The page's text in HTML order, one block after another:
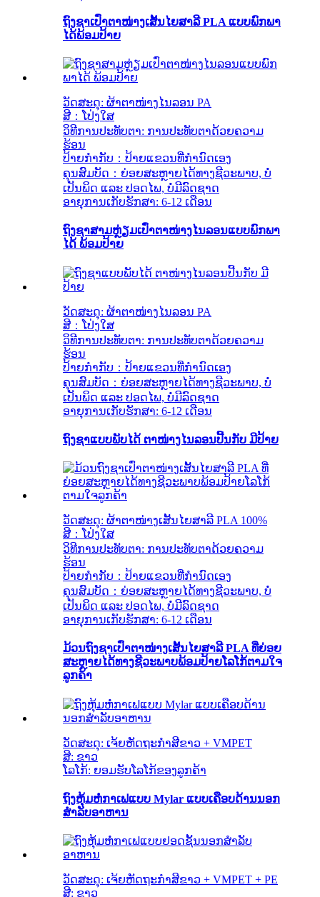
ຖົງຊາເປົ່າຕາໜ່າງເສັ້ນໄຍສາລີ PLA ແບບພົກພາ
ໄດ້ພ້ອມປ້າຍ
ວັດສະດຸ: ຜ້າຕາໜ່າງໄນລອນ PA
ສີ：ໂປ່ງໃສ
ວິທີການປະທັບຕາ: ການປະທັບຕາດ້ວຍຄວາມ
ຮ້ອນ
ປ້າຍກຳກັບ：ປ້າຍແຂວນທີ່ກຳນົດເອງ
ຄຸນສົມບັດ：ຍ່ອຍສະຫຼາຍໄດ້ທາງຊີວະພາບ, ບໍ່
ເປັນພິດ ແລະ ປອດໄພ, ບໍ່ມີລົດຊາດ
ອາຍຸການເກັບຮັກສາ: 6-12 ເດືອນ
ຖົງຊາສາມຫຼ່ຽມເປົ່າຕາໜ່າງໄນລອນແບບພົກພາ
ໄດ້ ພ້ອມປ້າຍ
ວັດສະດຸ: ຜ້າຕາໜ່າງໄນລອນ PA
ສີ：ໂປ່ງໃສ
ວິທີການປະທັບຕາ: ການປະທັບຕາດ້ວຍຄວາມ
ຮ້ອນ
ປ້າຍກຳກັບ：ປ້າຍແຂວນທີ່ກຳນົດເອງ
ຄຸນສົມບັດ：ຍ່ອຍສະຫຼາຍໄດ້ທາງຊີວະພາບ, ບໍ່
ເປັນພິດ ແລະ ປອດໄພ, ບໍ່ມີລົດຊາດ
ອາຍຸການເກັບຮັກສາ: 6-12 ເດືອນ
ຖົງຊາແບບພັບໄດ້ ຕາໜ່າງໄນລອນປີ້ນກັບ ມີປ້າຍ
ວັດສະດຸ: ຜ້າຕາໜ່າງເສັ້ນໄຍສາລີ PLA 100%
ສີ：ໂປ່ງໃສ
ວິທີການປະທັບຕາ: ການປະທັບຕາດ້ວຍຄວາມ
ຮ້ອນ
ປ້າຍກຳກັບ：ປ້າຍແຂວນທີ່ກຳນົດເອງ
ຄຸນສົມບັດ：ຍ່ອຍສະຫຼາຍໄດ້ທາງຊີວະພາບ, ບໍ່
ເປັນພິດ ແລະ ປອດໄພ, ບໍ່ມີລົດຊາດ
ອາຍຸການເກັບຮັກສາ: 6-12 ເດືອນ
ມ້ວນຖົງຊາເປົ່າຕາໜ່າງເສັ້ນໄຍສາລີ PLA ທີ່ຍ່ອຍ
ສະຫຼາຍໄດ້ທາງຊີວະພາບພ້ອມປ້າຍໂລໂກ້ຕາມໃຈ
ລູກຄ້າ
ວັດສະດຸ: ເຈ້ຍຫັດຖະກຳສີຂາວ + VMPET
ສີ: ຂາວ
ໂລໂກ້: ຍອມຮັບໂລໂກ້ຂອງລູກຄ້າ
ຖົງຫຸ້ມຫໍ່ກາເຟແບບ Mylar ແບບເຄືອບດ້ານນອກ
ສຳລັບອາຫານ
ວັດສະດຸ: ເຈ້ຍຫັດຖະກຳສີຂາວ + VMPET + PE
ສີ: ຂາວ